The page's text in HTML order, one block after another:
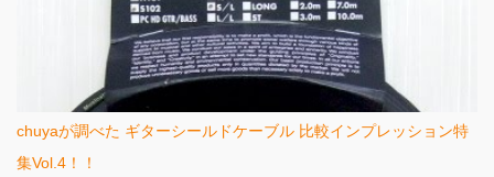
chuyaが調べた ギターシールドケーブル 比較インプレッション特
集Vol.4！！